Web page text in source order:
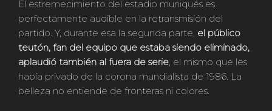
El estremecimiento del estadio muniqués es
perfectamente audible en la retransmisión del
partido. Y, durante esa la segunda parte, el público
teutón, fan del equipo que estaba siendo eliminado,
aplaudió también al fuera de serie, el mismo que les
había privado de la corona mundialista de 1986. La
belleza no entiende de fronteras ni colores.